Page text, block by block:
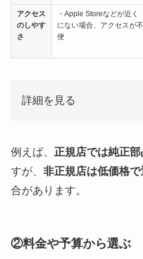
アクセス
のしやす
さ
・Apple Storeなどが近く
にない場合、アクセスが不
便
詳細を見る
例えば、 正規店では純正
すが、 非正規店は低価格
合があります。
②料金や予算から選ぶ